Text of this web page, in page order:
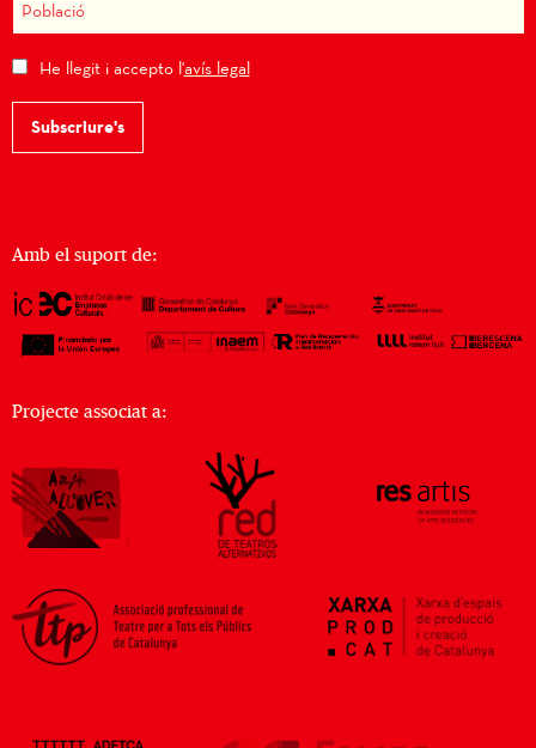
He llegit i accepto l'avís legal
Subscriure's
Amb el suport de:
Projecte associat a: